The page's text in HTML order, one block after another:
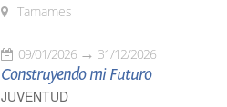
Tamames
09/01/2026 31/12/2026
Construyendo mi Futuro
JUVENTUD